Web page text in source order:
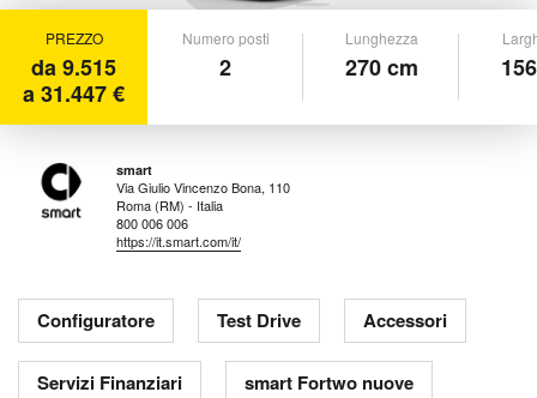
PREZZO
da 9.515
a 31.447 €
Numero posti
2
Lunghezza
270 cm
smart
Via Giulio Vincenzo Bona, 110
Roma (RM) - Italia
800 006 006
https://it.smart.com/it/
Configuratore Test Drive Accessori
Servizi Finanziari smart Fortwo nuove